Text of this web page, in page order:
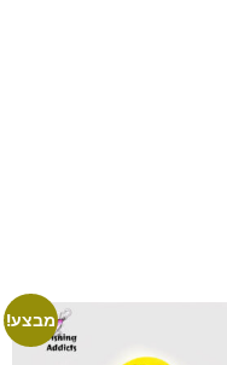
מבצע!